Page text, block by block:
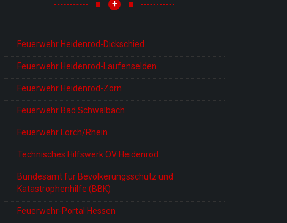
+
Feuerwehr Heidenrod-Dickschied
Feuerwehr Heidenrod-Laufenselden
Feuerwehr Heidenrod-Zorn
Feuerwehr Bad Schwalbach
Feuerwehr Lorch/Rhein
Technisches Hilfswerk OV Heidenrod
Bundesamt für Bevölkerungsschutz und
Katastrophenhilfe (BBK)
Feuerwehr-Portal Hessen